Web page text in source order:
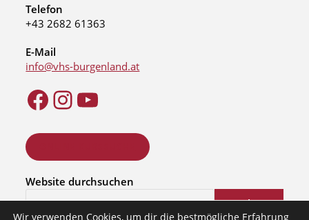
Telefon
+43 2682 61363
E-Mail
info@vhs-burgenland.at
Website durchsuchen
Suchen
Wir verwenden Cookies, um dir die bestmögliche Erfahrung